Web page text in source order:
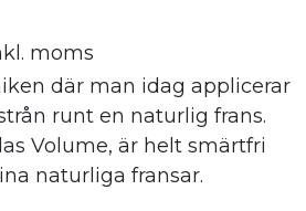
moms
där man idag applicerar
runt en naturlig frans.
Volume, är helt smärtfri
naturliga fransar.